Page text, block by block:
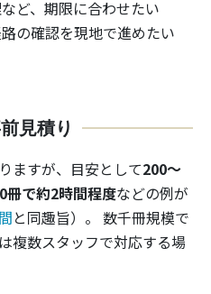
ど、期限に合わせたい
の確認を現地で進めたい
見積り
ますが、目安として200〜
冊で約2時間程度などの例が
と同趣旨）。 数千冊規模で
複数スタッフで対応する場